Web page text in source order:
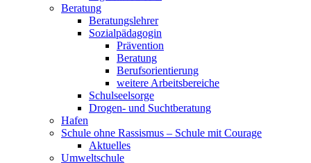
Beratung
Beratungslehrer
Sozialpädagogin
Prävention
Beratung
Berufsorientierung
weitere Arbeitsbereiche
Schulseelsorge
Drogen- und Suchtberatung
Hafen
Schule ohne Rassismus – Schule mit Courage
Aktuelles
Umweltschule